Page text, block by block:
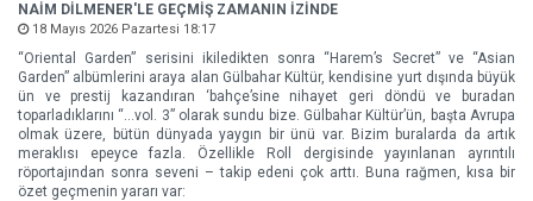
NAİM DİLMENER'LE GEÇMİŞ ZAMANIN İZİNDE
18 Mayıs 2026 Pazartesi 18:17
“Oriental Garden” serisini ikiledikten sonra “Harem’s Secret” ve “Asian
Garden” albümlerini araya alan Gülbahar Kültür, kendisine yurt dışında büyük
ün ve prestij kazandıran ‘bahçe’sine nihayet geri döndü ve buradan
toparladıklarını “…vol. 3” olarak sundu bize. Gülbahar Kültür’ün, başta Avrupa
olmak üzere, bütün dünyada yaygın bir ünü var. Bizim buralarda da artık
meraklısı epeyce fazla. Özellikle Roll dergisinde yayınlanan ayrıntılı
röportajından sonra seveni – takip edeni çok arttı. Buna rağmen, kısa bir
özet geçmenin yararı var: